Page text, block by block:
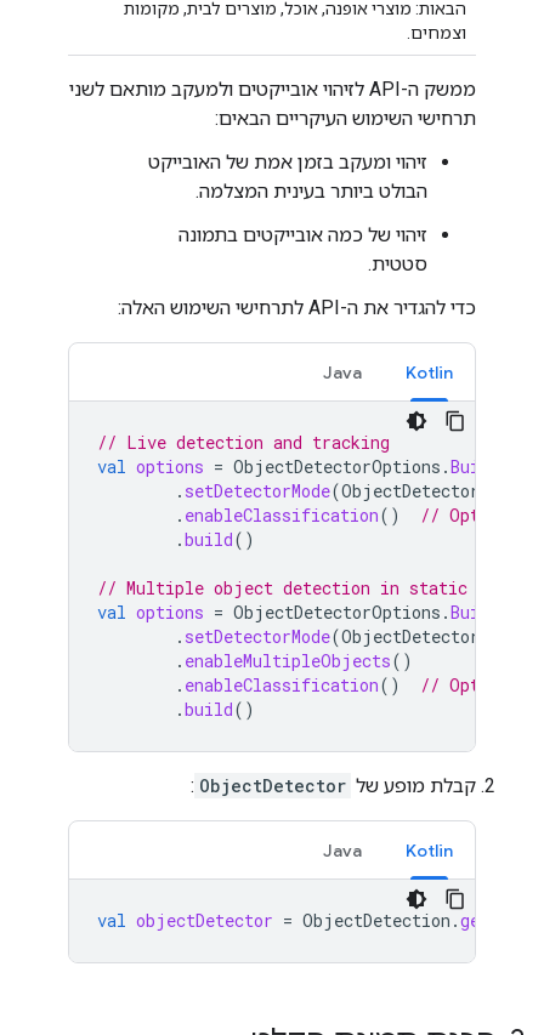
הבאות: מוצרי אופנה, אוכל, מוצרים לבית, מקומות
וצמחים.
ממשק ה-API לזיהוי אובייקטים ולמעקב מותאם לשני
תרחישי השימוש העיקריים הבאים:
זיהוי ומעקב בזמן אמת של האובייקט
הבולט ביותר בעינית המצלמה.
זיהוי של כמה אובייקטים בתמונה
סטטית.
כדי להגדיר את ה-API לתרחישי השימוש האלה:
Kotlin
Java
// Live detection and tracking
val options = ObjectDetectorOptions .Builder
. setDetectorMode(
. enableClassification()
// Optional
.build()
// Multiple object detection in static images
val options = ObjectDetectorOptions .Builder
. setDetectorMode(
. enableMultipleObjects()
. enableClassification()
// Optional
.build()
קבלת מופע של ObjectDetector
:
Kotlin
Java
val objectDetector = ObjectDetection .